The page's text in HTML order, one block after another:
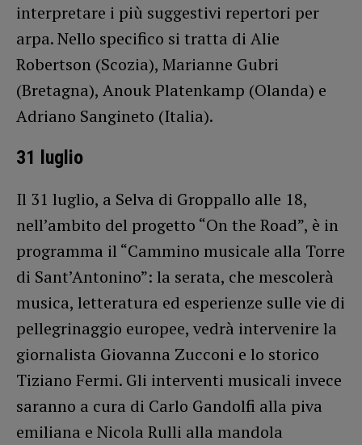
interpretare i più suggestivi repertori per
arpa. Nello specifico si tratta di Alie
Robertson (Scozia), Marianne Gubri
(Bretagna), Anouk Platenkamp (Olanda) e
Adriano Sangineto (Italia).
31 luglio
Il 31 luglio, a Selva di Groppallo alle 18,
nell’ambito del progetto “On the Road”, è in
programma il “Cammino musicale alla Torre
di Sant’Antonino”: la serata, che mescolerà
musica, letteratura ed esperienze sulle vie di
pellegrinaggio europee, vedrà intervenire la
giornalista Giovanna Zucconi e lo storico
Tiziano Fermi. Gli interventi musicali invece
saranno a cura di Carlo Gandolfi alla piva
emiliana e Nicola Rulli alla mandola